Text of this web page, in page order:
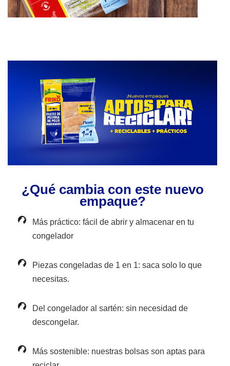
¿Qué cambia con este nuevo
empaque?
Más práctico: fácil de abrir y almacenar en tu
congelador
Piezas congeladas de 1 en 1: saca solo lo que
necesitas.
Del congelador al sartén: sin necesidad de
descongelar.
Más sostenible: nuestras bolsas son aptas para